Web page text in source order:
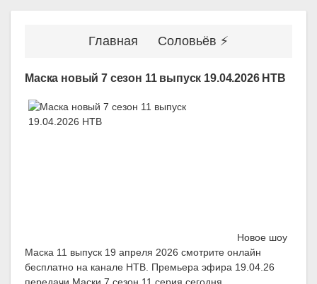
Главная Соловьёв ⚡
Маска новый 7 сезон 11 выпуск 19.04.2026 НТВ
Новое шоу
Маска 11 выпуск 19 апреля 2026 смотрите онлайн
бесплатно на канале НТВ. Премьера эфира 19.04.26